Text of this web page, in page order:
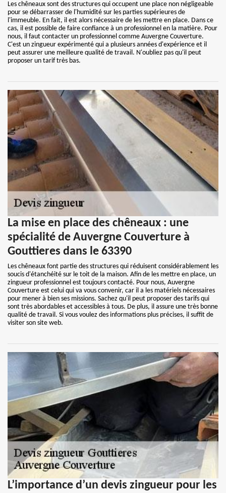
Les chêneaux sont des structures qui occupent une place non négligeable
pour se débarrasser de l'humidité sur les parties supérieures de
l'immeuble. En fait, il est alors nécessaire de les mettre en place. Dans ce
cas, il est possible de faire confiance à un professionnel en la matière. Pour
nous, il faut contacter un professionnel comme Auvergne Couverture.
C'est un zingueur expérimenté qui a plusieurs années d'expérience et il
peut assurer une meilleure qualité de travail. N'oubliez pas qu'il peut
proposer un tarif très bas.
La mise en place des chêneaux : une
spécialité de Auvergne Couverture à
Gouttieres dans le 63390
Les chêneaux font partie des structures qui réduisent considérablement les
soucis d'étanchéité sur le toit de la maison. Afin de les mettre en place, un
zingueur professionnel est toujours contacté. Pour nous, Auvergne
Couverture est celui qui va vous convenir, car il a les matériels nécessaires
pour mener à bien ses missions. Sachez qu'il peut proposer des tarifs qui
sont très abordables et accessibles à tous. De plus, il assure une très bonne
qualité de travail. Si vous voulez des informations plus précises, il suffit de
visiter son site web.
L’importance d’un devis zingueur pour les